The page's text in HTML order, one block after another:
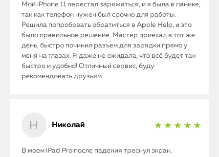
Статьи
Мой iPhone 11 перестал заряжаться, и я была в панике,
так как телефон нужен был срочно для работы.
Решила попробовать обратиться в Apple Help, и это
было правильное решение. Мастер приехал в тот же
день, быстро починил разъем для зарядки прямо у
меня на глазах. Я даже не ожидала, что всё будет так
быстро и удобно! Отличный сервис, буду
рекомендовать друзьям.
Николай ★ ★ ★ ★ ★
В моем iPad Pro после падения треснул экран.